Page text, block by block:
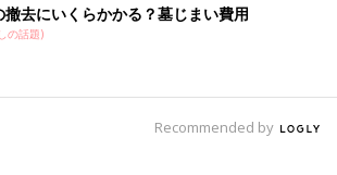
撤去にいくらかかる？墓じまい費用
の話題)
Recommended by